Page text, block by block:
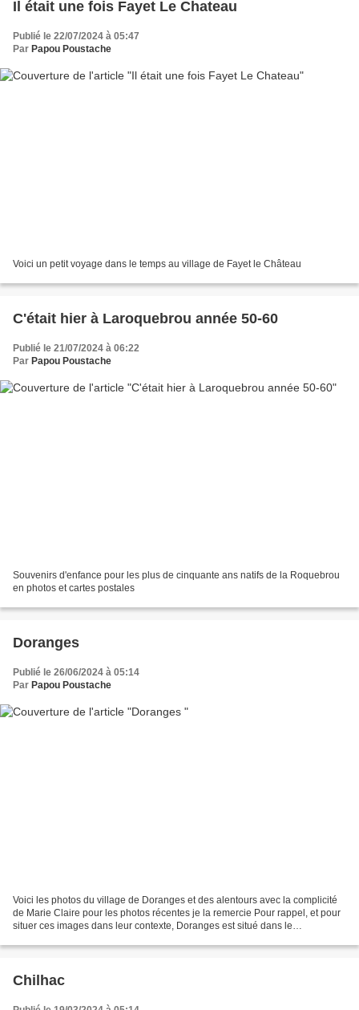
Il était une fois Fayet Le Chateau
Publié le 22/07/2024 à 05:47
Par Papou Poustache
Voici un petit voyage dans le temps au village de Fayet le Château
C'était hier à Laroquebrou année 50-60
Publié le 21/07/2024 à 06:22
Par Papou Poustache
Souvenirs d'enfance pour les plus de cinquante ans natifs de la Roquebrou
en photos et cartes postales
Doranges
Publié le 26/06/2024 à 05:14
Par Papou Poustache
Voici les photos du village de Doranges et des alentours avec la complicité
de Marie Claire pour les photos récentes je la remercie Pour rappel, et pour
situer ces images dans leur contexte, Doranges est situé dans le
Chilhac